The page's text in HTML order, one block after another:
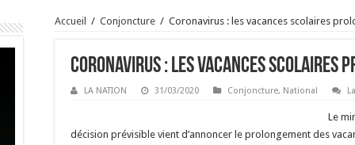
Accueil / Conjoncture / Coronavirus : les vacances scolaires
Coronavirus : les vacances scolaires
LA NATION 31/03/2020 Conjoncture, National
Le
décision prévisible vient d’annoncer le prolongement des